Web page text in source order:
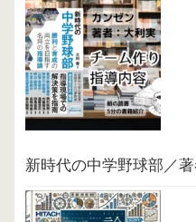
新時代の中学野球部／